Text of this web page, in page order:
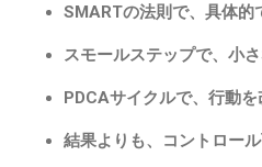
SMARTの法則で、具体的
スモールステップで、小
PDCAサイクルで、行動を
結果よりも、コントロー